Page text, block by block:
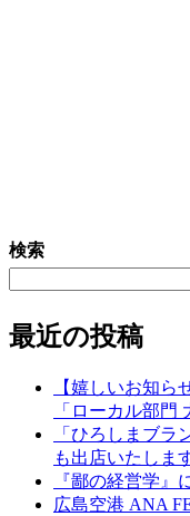
検索
最近の投稿
【嬉しいお知ら
「ローカル部門
「ひろしまブ
も出店いたしま
『鄙の経営学』
広島空港 ANA